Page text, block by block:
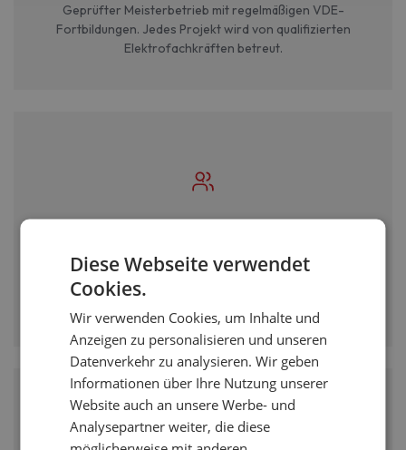
Geprüfter Meisterbetrieb mit regelmäßigen VDE-
Fortbildungen. Jedes Projekt wird von qualifizierten
Elektrofachkräften betreut.
Sie sprechen direkt mit Ihrem persönlichen Projektleiter -
keine Callcenter, keine Warteschleifen. Beratung auf
Diese Webseite verwendet
Cookies.
Wir verwenden Cookies, um Inhalte und
Anzeigen zu personalisieren und unseren
Datenverkehr zu analysieren. Wir geben
Informationen über Ihre Nutzung unserer
Website auch an unsere Werbe- und
Analysepartner weiter, die diese